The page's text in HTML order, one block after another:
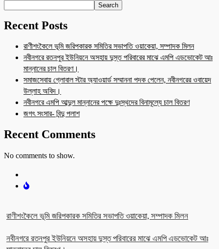
Search
Recent Posts
রাণীশংকৈলে ভূমি জরিপকারক সমিতির সভাপতি ওয়াকেয়া, সম্পাদক মিলন
নবীনগরে রতনপুর ইউনিয়নে অসহায় দুস্ত পরিবারের মাঝে এমপি এডভোকেট আঃ
মান্নানের চাল বিতরণ।
সমাজসেবায় গ্লোবাল স্টার অ্যাওয়ার্ড সম্মাননা পদক পেলেন, নবীনগরের ওবায়েদ
উল্লাহ অবিদ।
নবীনগরে এমপি আব্দুল মান্নানের পক্ষে দুঃস্থদের বিনামূল্যে চাল বিতরণ
জগৎ সংসার- বিন্দু পলাশ
Recent Comments
No comments to show.
রাণীশংকৈলে ভূমি জরিপকারক সমিতির সভাপতি ওয়াকেয়া, সম্পাদক মিলন
নবীনগরে রতনপুর ইউনিয়নে অসহায় দুস্ত পরিবারের মাঝে এমপি এডভোকেট আঃ